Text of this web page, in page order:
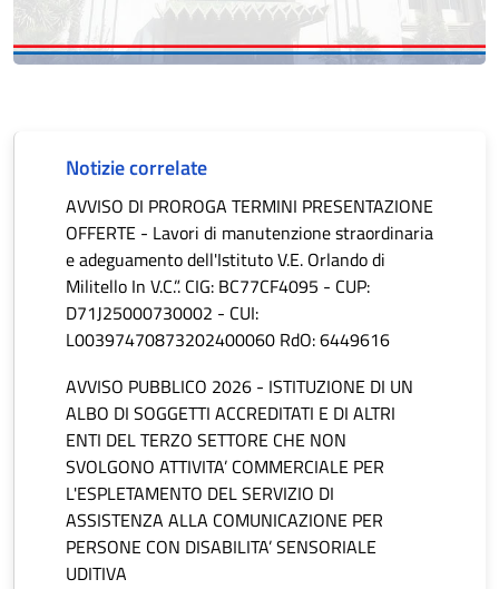
Notizie correlate
AVVISO DI PROROGA TERMINI PRESENTAZIONE
OFFERTE - Lavori di manutenzione straordinaria
e adeguamento dell'Istituto V.E. Orlando di
Militello In V.C.”. CIG: BC77CF4095 - CUP:
D71J25000730002 - CUI:
L00397470873202400060 RdO: 6449616
AVVISO PUBBLICO 2026 - ISTITUZIONE DI UN
ALBO DI SOGGETTI ACCREDITATI E DI ALTRI
ENTI DEL TERZO SETTORE CHE NON
SVOLGONO ATTIVITA’ COMMERCIALE PER
L'ESPLETAMENTO DEL SERVIZIO DI
ASSISTENZA ALLA COMUNICAZIONE PER
PERSONE CON DISABILITA’ SENSORIALE
UDITIVA